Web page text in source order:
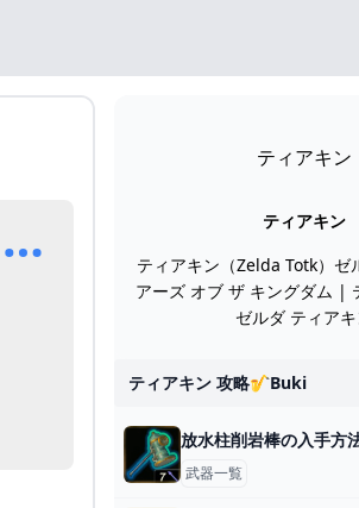
版）｜エビテ
ティアキン
ティアキン
ティアキン（Zelda Totk）ゼ
アーズ オブ ザ キングダム |
ゼルダ ティア
ティアキン 攻略🎷buki
放水柱削岩棒の入手方
武器一覧